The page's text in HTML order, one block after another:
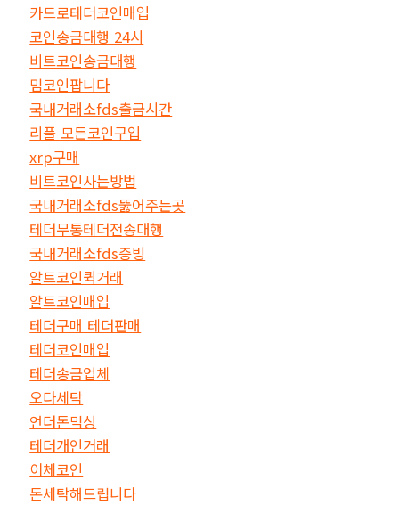
카드로테더코인매입
코인송금대행 24시
비트코인송금대행
밈코인팝니다
국내거래소fds출금시간
리플 모든코인구입
xrp구매
비트코인사는방법
국내거래소fds뚫어주는곳
테더무통테더전송대행
국내거래소fds증빙
알트코인퀵거래
알트코인매입
테더구매 테더판매
테더코인매입
테더송금업체
오다세탁
언더돈믹싱
테더개인거래
이체코인
돈세탁해드립니다